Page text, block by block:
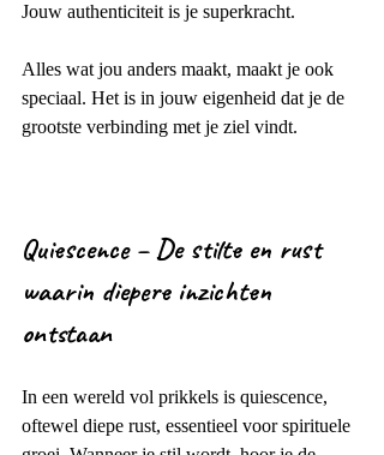
Jouw authenticiteit is je superkracht.
Alles wat jou anders maakt, maakt je ook
speciaal. Het is in jouw eigenheid dat je de
grootste verbinding met je ziel vindt.
Quiescence – De stilte en rust
waarin diepere inzichten
ontstaan
In een wereld vol prikkels is quiescence,
oftewel diepe rust, essentieel voor spirituele